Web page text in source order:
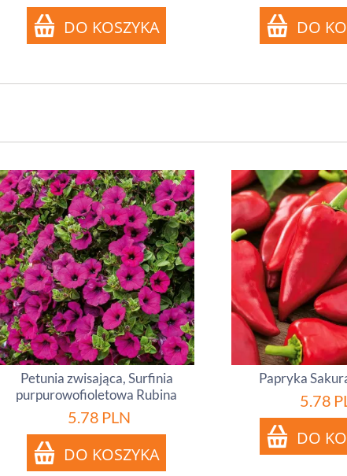
Petunia zwisająca, Surfinia
purpurowofioletowa Rubina
5.78 PLN
Papryka
5.78